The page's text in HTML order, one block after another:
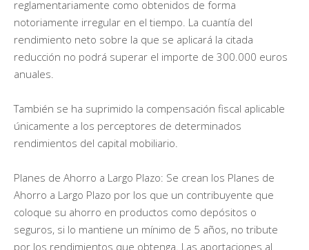
reglamentariamente como obtenidos de forma
notoriamente irregular en el tiempo. La cuantía del
rendimiento neto sobre la que se aplicará la citada
reducción no podrá superar el importe de 300.000 euros
anuales.
También se ha suprimido la compensación fiscal aplicable
únicamente a los perceptores de determinados
rendimientos del capital mobiliario.
Planes de Ahorro a Largo Plazo: Se crean los Planes de
Ahorro a Largo Plazo por los que un contribuyente que
coloque su ahorro en productos como depósitos o
seguros, si lo mantiene un mínimo de 5 años, no tribute
por los rendimientos que obtenga. Las aportaciones al